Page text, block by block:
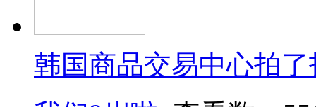
韩国商品交易中心拍